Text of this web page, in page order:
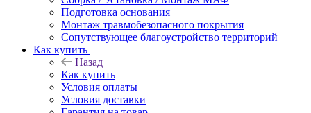
Подготовка основания
Монтаж травмобезопасного покрытия
Сопутствующее благоустройство территорий
Как купить
Назад
Как купить
Условия оплаты
Условия доставки